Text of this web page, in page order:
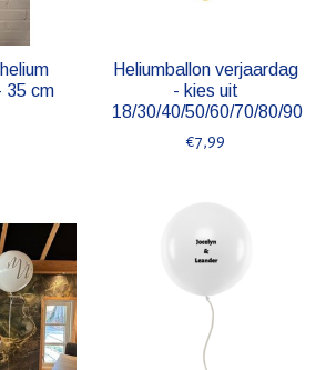
35 cm
Heliumballon verjaardag
- kies uit
18/30/40/50/60/70/80/90
€7,99